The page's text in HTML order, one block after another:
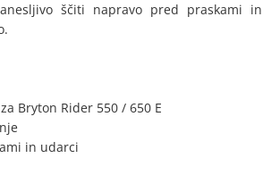
ščiti napravo pred praskami in
Bryton Rider 550 / 650 E
in udarci